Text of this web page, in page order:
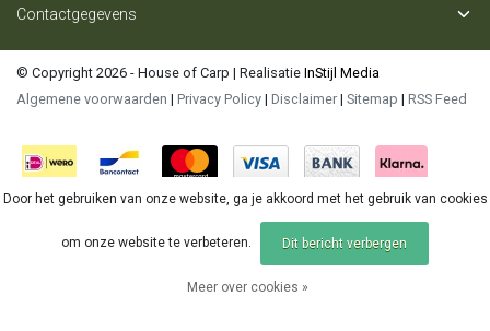
Contactgegevens
© Copyright 2026 - House of Carp | Realisatie InStijl Media
Algemene voorwaarden | Privacy Policy | Disclaimer | Sitemap | RSS Feed
Door het gebruiken van onze website, ga je akkoord met het gebruik van cookies
om onze website te verbeteren. Dit bericht verbergen
Meer over cookies »